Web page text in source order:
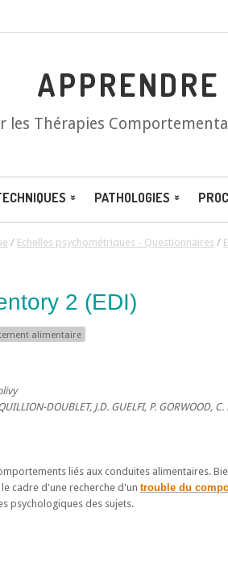
les Thérapies
PATHOLOGIES
/ Echelles psychométriques - Questionnaires /
2 (EDI)
alimentaire
DOUBLET, J.D. GUELFI, P. GORWOOD, C.
liés aux conduites alimentaires.
cadre d'une recherche d'un trouble du
psychologiques des sujets.